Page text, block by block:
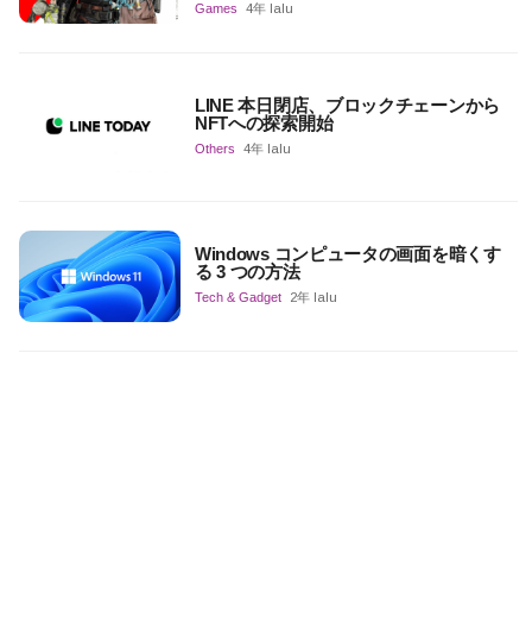
Games 4年 lalu
LINE 本日閉店、ブロックチェーンから
NFTへの探索開始
Others 4年 lalu
Windows コンピュータの画面を暗くす
る 3 つの方法
Tech & Gadget 2年 lalu